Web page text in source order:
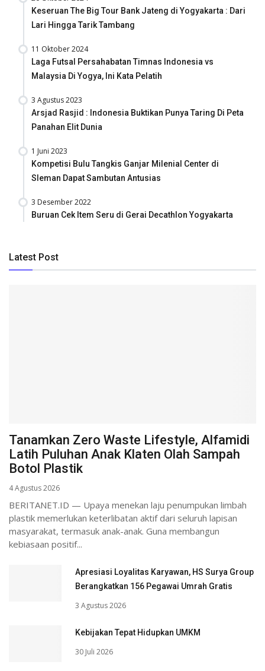
Keseruan The Big Tour Bank Jateng di Yogyakarta : Dari
Lari Hingga Tarik Tambang
11 Oktober 2024
Laga Futsal Persahabatan Timnas Indonesia vs
Malaysia Di Yogya, Ini Kata Pelatih
3 Agustus 2023
Arsjad Rasjid : Indonesia Buktikan Punya Taring Di Peta
Panahan Elit Dunia
1 Juni 2023
Kompetisi Bulu Tangkis Ganjar Milenial Center di
Sleman Dapat Sambutan Antusias
3 Desember 2022
Buruan Cek Item Seru di Gerai Decathlon Yogyakarta
Latest Post
Tanamkan Zero Waste Lifestyle, Alfamidi
Latih Puluhan Anak Klaten Olah Sampah
Botol Plastik
4 Agustus 2026
BERITANET.ID — Upaya menekan laju penumpukan limbah
plastik memerlukan keterlibatan aktif dari seluruh lapisan
masyarakat, termasuk anak-anak. Guna membangun
kebiasaan positif...
Apresiasi Loyalitas Karyawan, HS Surya Group
Berangkatkan 156 Pegawai Umrah Gratis
3 Agustus 2026
Kebijakan Tepat Hidupkan UMKM
30 Juli 2026